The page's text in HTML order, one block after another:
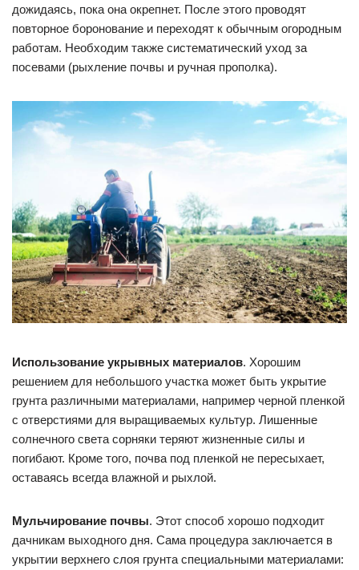
дожидаясь, пока она окрепнет. После этого проводят
повторное боронование и переходят к обычным огородным
работам. Необходим также систематический уход за
посевами (рыхление почвы и ручная прополка).
Использование укрывных материалов. Хорошим
решением для небольшого участка может быть укрытие
грунта различными материалами, например черной пленкой
с отверстиями для выращиваемых культур. Лишенные
солнечного света сорняки теряют жизненные силы и
погибают. Кроме того, почва под пленкой не пересыхает,
оставаясь всегда влажной и рыхлой.
Мульчирование почвы. Этот способ хорошо подходит
дачникам выходного дня. Сама процедура заключается в
укрытии верхнего слоя грунта специальными материалами: